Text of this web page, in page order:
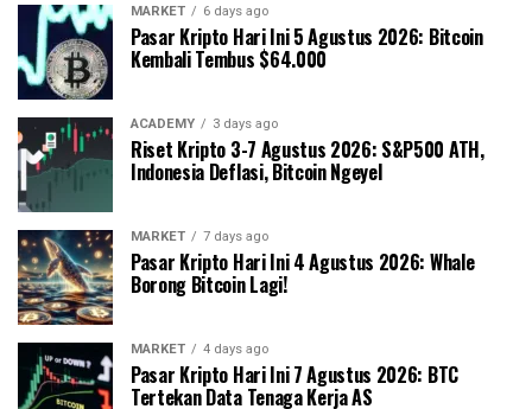
MARKET 6 days ago
Pasar Kripto Hari Ini 5 Agustus 2026: Bitcoin
Kembali Tembus $64.000
ACADEMY 3 days ago
Riset Kripto 3-7 Agustus 2026: S&P500 ATH,
Indonesia Deflasi, Bitcoin Ngeyel
MARKET 7 days ago
Pasar Kripto Hari Ini 4 Agustus 2026: Whale
Borong Bitcoin Lagi!
MARKET 4 days ago
Pasar Kripto Hari Ini 7 Agustus 2026: BTC
Tertekan Data Tenaga Kerja AS